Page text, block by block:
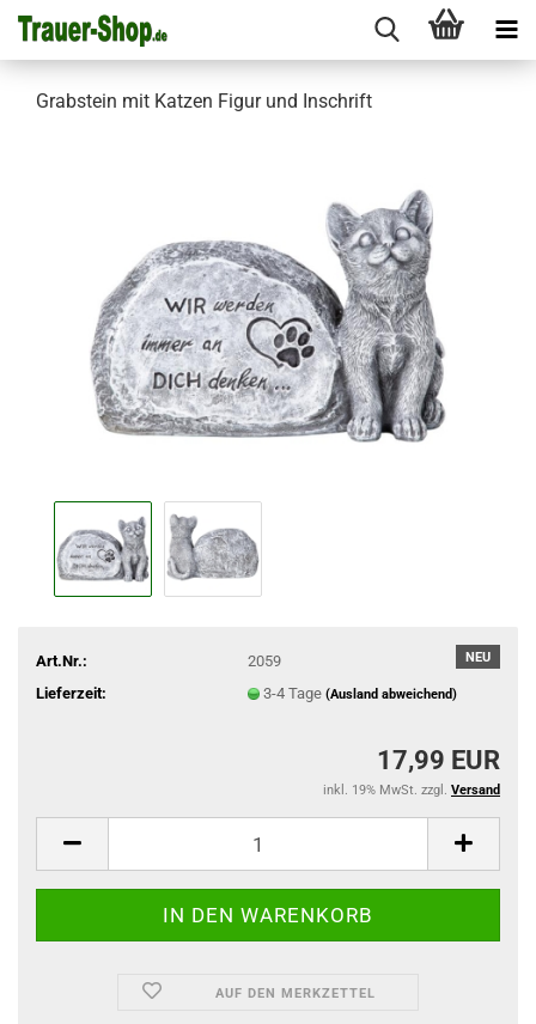
Grabstein mit Katzen Figur und Inschrift
NEU
Art.Nr.:
2059
Lieferzeit:
3-4 Tage (Ausland abweichend)
17,99 EUR
inkl. 19% MwSt. zzgl. Versand
AUF DEN MERKZETTEL